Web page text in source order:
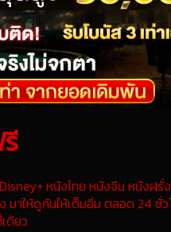
หนังไทย หนังจีน หนังฝรั่
มาให้ดูกันให้เต็มอิ่ม ตลอด 24 ชั่
ดียว